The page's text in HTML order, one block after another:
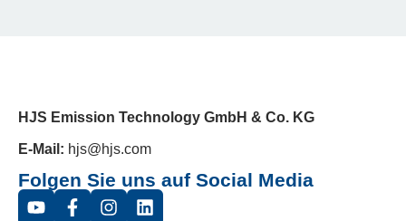
HJS Emission Technology GmbH & Co. KG
E-Mail: hjs@hjs.com
Folgen Sie uns auf Social Media